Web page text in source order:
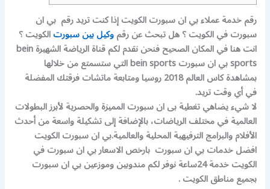
رقم خدمة عملاء بي ان سبورت الكويت إذا كنت تريد رقم بي ان
سبورت في الكويت ؟ هل تبحث عن رقموكيل بين سبورتالكويت ؟
انت هنا في المكان الصحيح فنحن نقدم لكم قناة الرياضة الشهيرة bein
sports بي ان سبورت bein sports التي ستسمتع من خلالها
بمشاهدة كاس العالم 2018 روسيا ومتابعة ماتشات فرقتك المفضلة
في أي وقت تريد.
لا شيء يضاهي تغطية بى ان سبورت المميزة والحصرية لأبرز البطولات
العالمية في مختلف الرياضات، بالإضافة إلى تشكيلة واسعة من أحدث
الأفلام والبرامج الترفيهية المحلية والعالمية.بي ان سبورت الكويت
افضل خدمات بي ان سبورت بارخص الاسعار بي ان سبورت في
الكويت خدمة 24ساعة نوفر لكم مندوبين وموزعين بي ان سبورت
بجميع مناطق الكويت .